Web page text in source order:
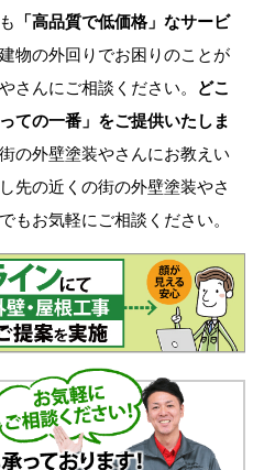
「高品質で低価格」なサービ
物の外回りでお困りのことが
さんにご相談ください。
どこ
ての一番」をご提供いたしま
の外壁塗装やさんにお教えい
先の近くの街の外壁塗装やさ
もお気軽にご相談ください。